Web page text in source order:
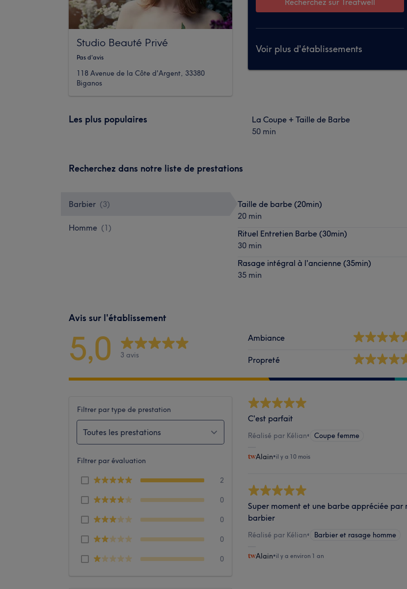
Studio Beauté Privé
Pas d'avis
118 Avenue de la Côte d'Argent, 33380
Biganos
Voir plus d'établissements
Les plus populaires
La Coupe + Taille de Barbe
50 min
Recherchez dans notre liste de prestations
Barbier (3)
Homme (1)
Taille de barbe (20min)
20 min
Rituel Entretien Barbe (30min)
30 min
Rasage intégral à l'ancienne (35min)
35 min
Avis sur l'établissement
5,0 3 avis
Ambiance
Propreté
Filtrer par type de prestation
Toutes les prestations
Filtrer par évaluation
2
0
0
0
0
C'est parfait
Réalisé par Kélian• Coupe femme
Alain•il y a 10 mois
Super moment et une barbe appréciée
barbier
Réalisé par Kélian• Barbier et rasage homme
Alain•il y a environ 1 an